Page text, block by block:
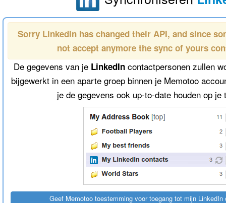
Sorry LinkedIn has changed their API, and since
not accept anymore the sync of yours
De gegevens van je LinkedIn contactpersonen zullen
bijgewerkt in een aparte groep binnen je Memotoo
je de gegevens ook up-to-date houden op je